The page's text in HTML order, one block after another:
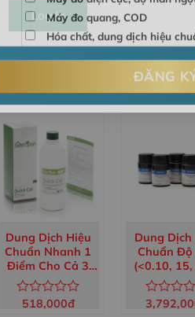
Máy đo điện cực, độ măn ngọt
Máy đo quang, COD
Hóa chất, dung dịch hiệu
Log In
Dung Dịch Hiệu
Chuẩn Nhanh 1
Điểm Cho Cả 3
Thông Số
pH/EC/TDS,
500mL HI5036-
Được
518,000đ
Dung Dịch
Chuẩn
(<0.10,
750 và 2000
Được